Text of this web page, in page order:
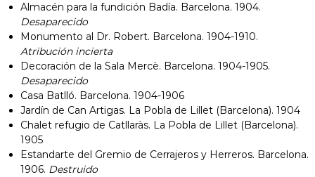
Almacén para la fundición Badía. Barcelona. 1904.
Desaparecido
Monumento al Dr. Robert. Barcelona. 1904-1910.
Atribución incierta
Decoración de la Sala Mercè. Barcelona. 1904-1905.
Desaparecido
Casa Batlló. Barcelona. 1904-1906
Jardín de Can Artigas. La Pobla de Lillet (Barcelona). 1904
Chalet refugio de Catllaràs. La Pobla de Lillet (Barcelona).
1905
Estandarte del Gremio de Cerrajeros y Herreros. Barcelona.
1906. Destruido